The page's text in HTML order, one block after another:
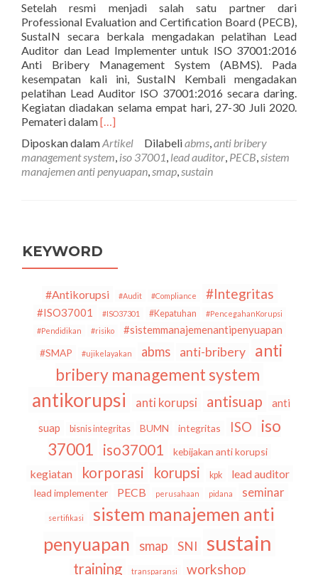
Setelah resmi menjadi salah satu partner dari
Professional Evaluation and Certification Board (PECB),
SustaIN secara berkala mengadakan pelatihan Lead
Auditor dan Lead Implementer untuk ISO 37001:2016
Anti Bribery Management System (ABMS). Pada
kesempatan kali ini, SustaIN Kembali mengadakan
pelatihan Lead Auditor ISO 37001:2016 secara daring.
Kegiatan diadakan selama empat hari, 27-30 Juli 2020.
Pemateri dalamSelengkapnya
Daring
Lead
Auditor
[…]
Diposkan dalamArtikel Dilabeliabms,anti bribery
management system, iso 37001, lead auditor, PECB,sistem
manajemen anti penyuapan,smap,sustain
KEYWORD
#Antikorupsi #Audit #Compliance #Integritas
#ISO37001 #ISO37301 #Kepatuhan
#PencegahanKorupsi
#Pendidikan
#risiko #sistemmanajemenantipenyuapan
#SMAP #ujikelayakan abms anti-bribery
anti
bribery management system
antikorupsi anti korupsi antisuap
anti
suap
bisnis integritas BUMN integritas ISO
iso
37001
iso37001 kebijakan anti korupsi
kegiatan korporasi korupsi kpk lead auditor
lead implementer PECB perusahaan pidana seminar
sertifikasi
sistem manajemen anti
penyuapan
smap SNI sustain
training transparansi workshop